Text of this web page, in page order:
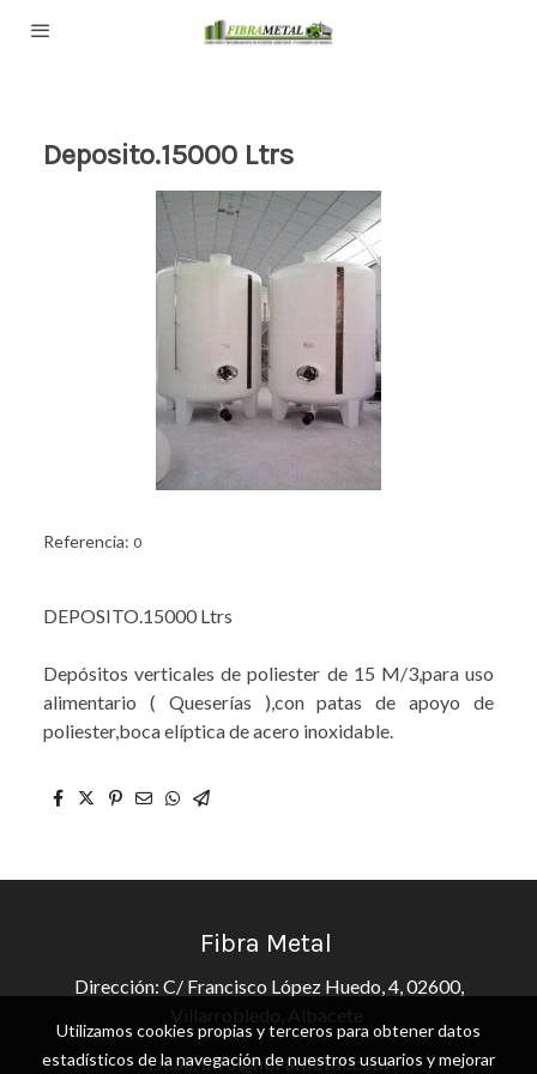
Deposito.15000 Ltrs
Referencia: 0
DEPOSITO.15000 Ltrs
Depósitos verticales de poliester de 15 M/3,para uso
alimentario ( Queserías ),con patas de apoyo de
poliester,boca elíptica de acero inoxidable.
Fibra Metal
Dirección: C/ Francisco López Huedo, 4, 02600,
Email:info@fibrametal.com
Utilizamos cookies propias y terceros para obtener datos
estadísticos de la navegación de nuestros usuarios y mejorar